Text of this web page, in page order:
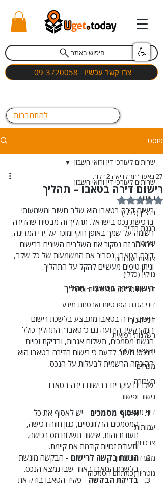
חיפוש באתר
צרו קשר עכשיו - 09-3720058
להתחברות
פוסט
שרותים לעורכי דין ורואי חשבון
ביטוח
נדל"ן (כללי)
הגנת הדייר
שכירות
צוואות ועזבונות
נזיקין (כללי)
דיני אינטרנט, טכנולוגיה וסייבר
דיני הגנת הפרטיות ואבטחת מידע
דיני חינוך
רשלנות רפואית
משפט פלילי
מכרזים
תעבורה
גישור ופישור
דיני מחשבים
עמותות
צרכנות
משרד הביטחון
נוטריון (כמתחם הסמכה)
שרותים לעורכי דין ורואי חשבון
רישום דירה בטאבו – תהליך
27 באפר׳ זמן קריאה 2 דקות
דירוג של NaN מתוך 5 כוכבים
רישום דירה בטאבו הוא שלב חשוב ומשמעותי
ברכישת נכס בישראל. תהליך זה מבטיח שהדירה
רשומה על שמך באופן חוקי ומוכר על ידי המדינה.
במאמר זה נסקור את השלבים השונים ברישום
דירה בטאבו, נסביר את המשמעות של כל שלב,
וניתן טיפים מעשיים להקל על התהליך.
רישום דירה בטאבו – תהליך
רישום דירה בטאבו מתבצע בלשכת רישום
המקרקעין, הידועה גם כ"טאבו". התהליך כולל
הגשת מסמכים, תשלום אגרות, ובדיקת זכויות
הנכס. חשוב לדעת כי רישום הדירה בטאבו הוא
ההוכחה הרשמית לבעלות על הנכס.
שלבים עיקריים ברישום דירה בטאבו
איסוף מסמכים - יש לאסוף את כל
המסמכים הרלוונטיים, כגון חוזה רכישה,
תעודת זהות, אישור תשלום מס רכישה,
ותעודת זכויות קודמת אם קיימת.
הגשת בקשה לרישום - הבקשה מוגשת
בלשכת הטאבו באזור שבו נמצא הנכס.
בדיקת הבקשה - פקיד הטאבו בודק את